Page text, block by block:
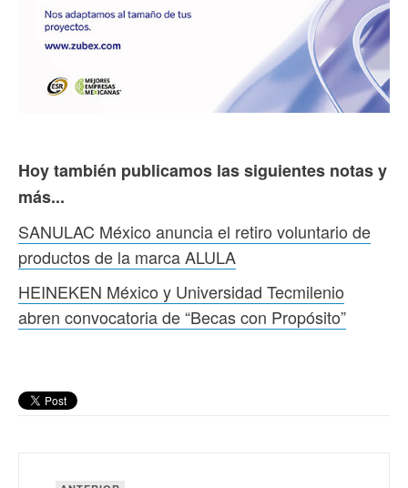
Hoy también publicamos las siguientes notas y
más...
SANULAC México anuncia el retiro voluntario de
productos de la marca ALULA
HEINEKEN México y Universidad Tecmilenio
abren convocatoria de “Becas con Propósito”